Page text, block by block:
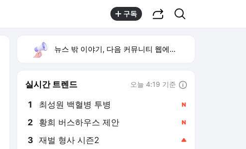
구독
뉴스 밖 이야기, 다음 커뮤니티 웹에서 보기
실시간 트렌드 오늘 4:19 기준
1 최성원 백혈병 투병
2 황희 버스하우스 제안
3 재벌 형사 시즌2